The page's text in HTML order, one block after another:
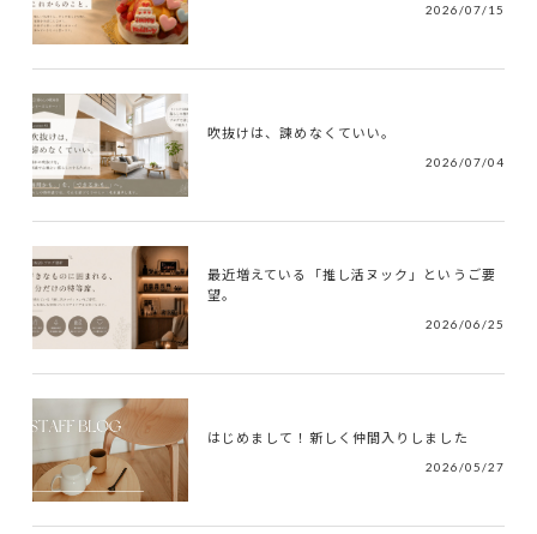
2026/07/15
吹抜けは、諫めなくていい。
2026/07/04
最近増えている「推し活ヌック」というご要
望。
2026/06/25
はじめまして！新しく仲間入りしました
2026/05/27